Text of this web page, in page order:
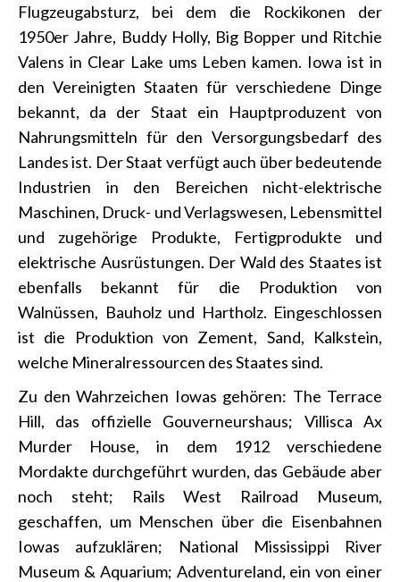
Flugzeugabsturz, bei dem die Rockikonen der
1950er Jahre, Buddy Holly, Big Bopper und Ritchie
Valens in Clear Lake ums Leben kamen. Iowa ist in
den Vereinigten Staaten für verschiedene Dinge
bekannt, da der Staat ein Hauptproduzent von
Nahrungsmitteln für den Versorgungsbedarf des
Landes ist. Der Staat verfügt auch über bedeutende
Industrien in den Bereichen nicht-elektrische
Maschinen, Druck- und Verlagswesen, Lebensmittel
und zugehörige Produkte, Fertigprodukte und
elektrische Ausrüstungen. Der Wald des Staates ist
ebenfalls bekannt für die Produktion von
Walnüssen, Bauholz und Hartholz. Eingeschlossen
ist die Produktion von Zement, Sand, Kalkstein,
welche Mineralressourcen des Staates sind.
Zu den Wahrzeichen Iowas gehören: The Terrace
Hill, das offizielle Gouverneurshaus; Villisca Ax
Murder House, in dem 1912 verschiedene
Mordakte durchgeführt wurden, das Gebäude aber
noch steht; Rails West Railroad Museum,
geschaffen, um Menschen über die Eisenbahnen
Iowas aufzuklären; National Mississippi River
Museum & Aquarium; Adventureland, ein von einer